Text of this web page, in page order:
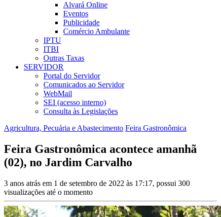
Alvará Online
Eventos
Publicidade
Comércio Ambulante
IPTU
ITBI
Outras Taxas
SERVIDOR
Portal do Servidor
Comunicados ao Servidor
WebMail
SEI (acesso interno)
Consulta às Legislações
Agricultura, Pecuária e Abastecimento Feira Gastronômica
Feira Gastronômica acontece amanhã
(02), no Jardim Carvalho
3 anos atrás em 1 de setembro de 2022 às 17:17, possui 300
visualizações até o momento